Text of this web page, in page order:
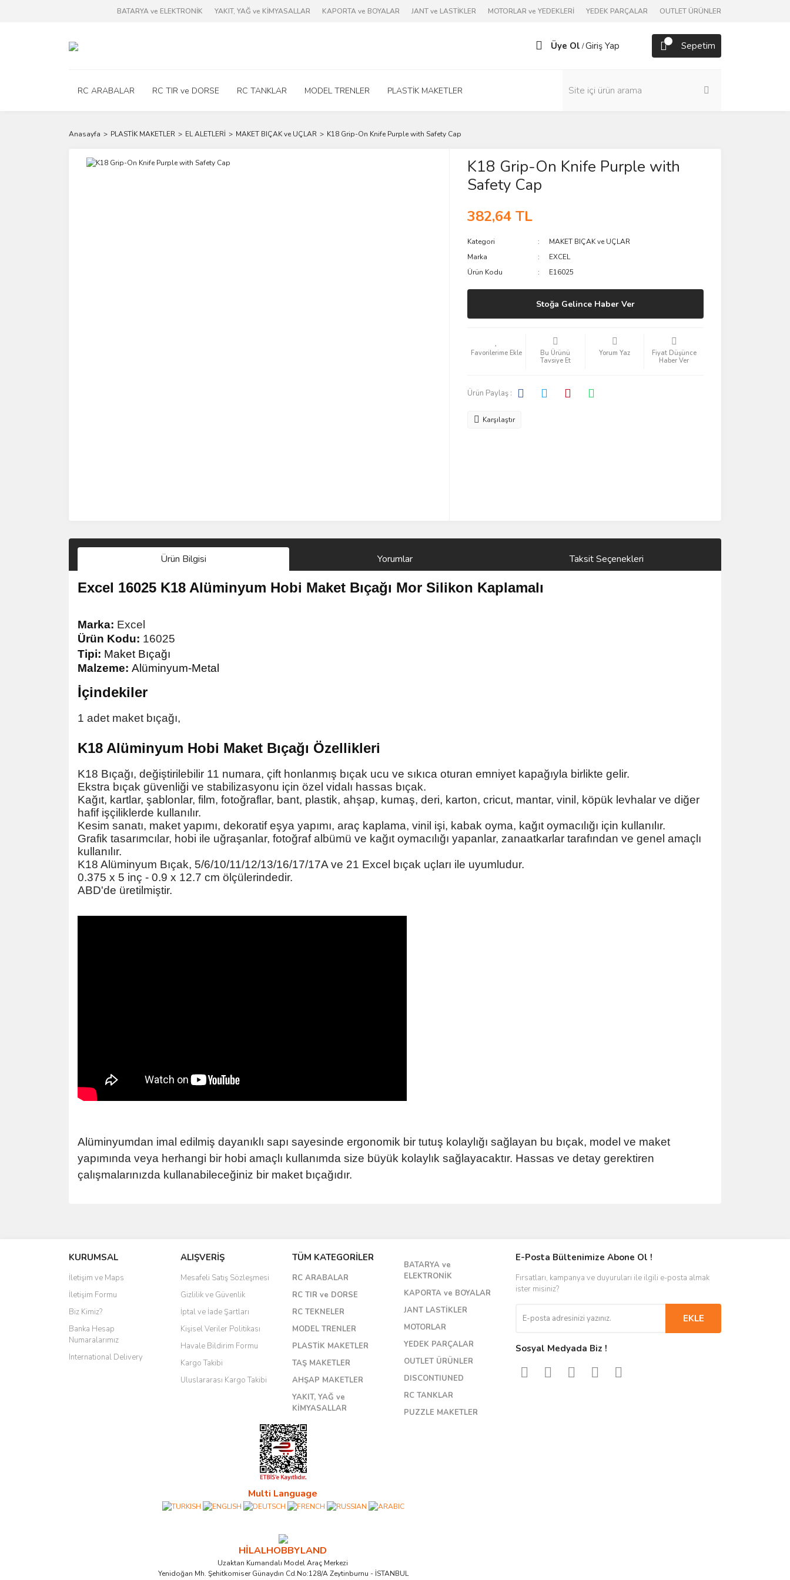
BATARYA ve ELEKTRONİK YAKIT, YAĞ ve KİMYASALLAR KAPORTA ve BOYALAR JANT ve LASTİKLER MOTORLAR ve YEDEKLERİ YEDEK PARÇALAR OUTLET ÜRÜNLER
Üye Ol /Giriş Yap Sepetim
RC ARABALAR RC TIR ve DORSE RC TANKLAR MODEL TRENLER PLASTİK MAKETLER
Anasayfa PLASTİK MAKETLER EL ALETLERİ MAKET BIÇAK ve UÇLAR K18 Grip-On Knife Purple with Safety Cap
K18 Grip-On Knife Purple with
Safety Cap
382,64 TL
Kategori
MAKET BIÇAK ve UÇLAR
Marka
EXCEL
Ürün Kodu
E16025
Stoğa Gelince Haber Ver
Bu Ürünü
Tavsiye Et
Yorum Yaz
Fiyat Düşünce
Haber Ver
Ürün Paylaş :
Karşılaştır
Ürün Bilgisi Yorumlar Taksit Seçenekleri
Excel 16025 K18 Alüminyum Hobi Maket Bıçağı Mor Silikon Kaplamalı
Marka: Excel
Ürün Kodu: 16025
Tipi: Maket Bıçağı
Malzeme: Alüminyum-Metal
İçindekiler
1 adet maket bıçağı,
K18 Alüminyum Hobi Maket Bıçağı Özellikleri
K18 Bıçağı, değiştirilebilir 11 numara, çift honlanmış bıçak ucu ve sıkıca oturan emniyet kapağıyla birlikte gelir.
Ekstra bıçak güvenliği ve stabilizasyonu için özel vidalı hassas bıçak.
Kağıt, kartlar, şablonlar, film, fotoğraflar, bant, plastik, ahşap, kumaş, deri, karton, cricut, mantar, vinil, köpük levhalar ve diğer
hafif işçiliklerde kullanılır.
Kesim sanatı, maket yapımı, dekoratif eşya yapımı, araç kaplama, vinil işi, kabak oyma, kağıt oymacılığı için kullanılır.
Grafik tasarımcılar, hobi ile uğraşanlar, fotoğraf albümü ve kağıt oymacılığı yapanlar, zanaatkarlar tarafından ve genel amaçlı
kullanılır.
K18 Alüminyum Bıçak, 5/6/10/11/12/13/16/17/17A ve 21 Excel bıçak uçları ile uyumludur.
0.375 x 5 inç - 0.9 x 12.7 cm ölçülerindedir.
ABD'de üretilmiştir.
Alüminyumdan imal edilmiş dayanıklı sapı sayesinde ergonomik bir tutuş kolaylığı sağlayan bu bıçak, model ve maket
yapımında veya herhangi bir hobi amaçlı kullanımda size büyük kolaylık sağlayacaktır. Hassas ve detay gerektiren
çalışmalarınızda kullanabileceğiniz bir maket bıçağıdır.
Yorum Yaz
KURUMSAL
İletişim ve Maps
İletişim Formu
Biz Kimiz?
Banka Hesap
Numaralarımız
International Delivery
ALIŞVERİŞ
Mesafeli Satış Sözleşmesi
Gizlilik ve Güvenlik
İptal ve İade Şartları
Kişisel Veriler Politikası
Havale Bildirim Formu
Kargo Takibi
Uluslararası Kargo Takibi
TÜM KATEGORİLER
RC ARABALAR
RC TIR ve DORSE
RC TEKNELER
MODEL TRENLER
PLASTİK MAKETLER
TAŞ MAKETLER
AHŞAP MAKETLER
YAKIT, YAĞ ve
KİMYASALLAR
BATARYA ve
ELEKTRONİK
KAPORTA ve BOYALAR
JANT LASTİKLER
MOTORLAR
YEDEK PARÇALAR
OUTLET ÜRÜNLER
DISCONTIUNED
RC TANKLAR
PUZZLE MAKETLER
Multi Language
HİLALHOBBYLAND
Uzaktan Kumandalı Model Araç Merkezi
Yenidoğan Mh. Şehitkomiser Günaydın Cd.No:128/A Zeytinburnu - İSTANBUL
E-Posta Bültenimize Abone Ol !
Fırsatları, kampanya ve duyuruları ile ilgili e-posta almak
ister misiniz?
EKLE
Sosyal Medyada Biz !